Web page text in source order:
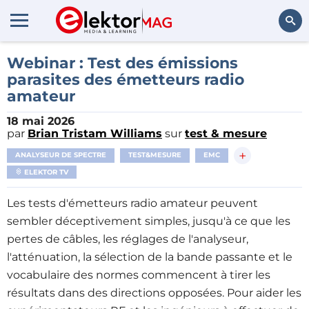
Webinar : Test des émissions
parasites des émetteurs radio
amateur
18 mai 2026
par Brian Tristam Williams sur test & mesure
ANALYSEUR DE SPECTRE TEST&MESURE EMC +
ELEKTOR TV
Les tests d'émetteurs radio amateur peuvent
sembler déceptivement simples, jusqu'à ce que les
pertes de câbles, les réglages de l'analyseur,
l'atténuation, la sélection de la bande passante et le
vocabulaire des normes commencent à tirer les
résultats dans des directions opposées. Pour aider les